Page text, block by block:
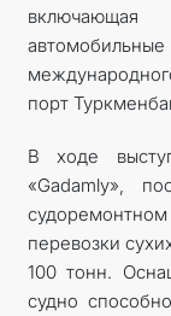
порт
В ходе
«Gadamly»,
перевозки
100 тонн.
судно